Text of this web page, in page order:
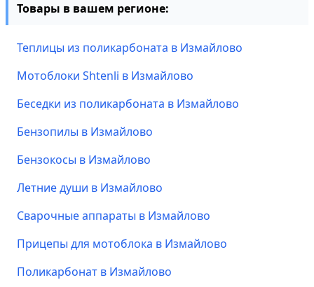
Товары в вашем регионе:
Теплицы из поликарбоната в Измайлово
Мотоблоки Shtenli в Измайлово
Беседки из поликарбоната в Измайлово
Бензопилы в Измайлово
Бензокосы в Измайлово
Летние души в Измайлово
Сварочные аппараты в Измайлово
Прицепы для мотоблока в Измайлово
Поликарбонат в Измайлово